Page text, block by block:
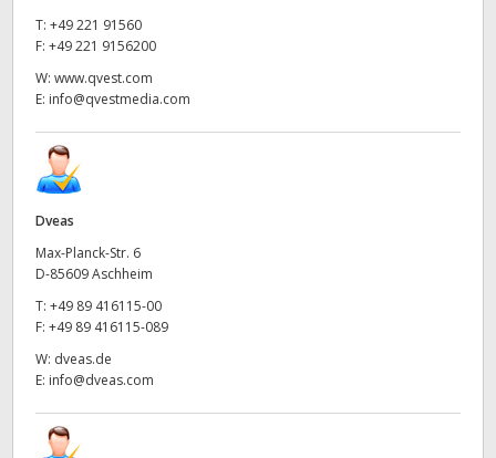
T: +49 221 91560
F: +49 221 9156200
W: www.qvest.com
E: info@qvestmedia.com
Dveas
Max-Planck-Str. 6
D-85609 Aschheim
T: +49 89 416115-00
F: +49 89 416115-089
W: dveas.de
E: info@dveas.com